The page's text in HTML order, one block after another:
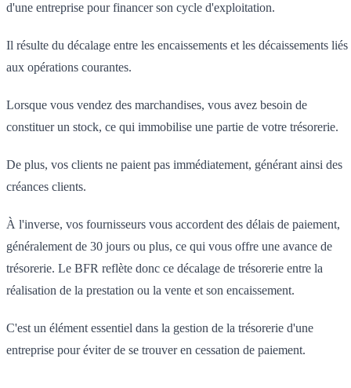
d'une entreprise pour financer son cycle d'exploitation.
Il résulte du décalage entre les encaissements et les décaissements liés
aux opérations courantes.
Lorsque vous vendez des marchandises, vous avez besoin de
constituer un stock, ce qui immobilise une partie de votre trésorerie.
De plus, vos clients ne paient pas immédiatement, générant ainsi des
créances clients.
À l'inverse, vos fournisseurs vous accordent des délais de paiement,
généralement de 30 jours ou plus, ce qui vous offre une avance de
trésorerie. Le BFR reflète donc ce décalage de trésorerie entre la
réalisation de la prestation ou la vente et son encaissement.
C'est un élément essentiel dans la gestion de la trésorerie d'une
entreprise pour éviter de se trouver en cessation de paiement.